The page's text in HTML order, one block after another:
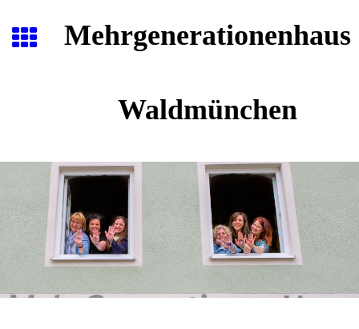
Mehrgenerationenhaus
Waldmünchen